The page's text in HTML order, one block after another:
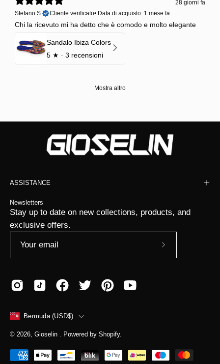
28 giorni fa
Stefano S.
Cliente verificato• Data di acquisto: 1 mese fa
Chi la ricevuto mi ha detto che è comodo e molto elegante
Sandalo Ibiza Colors
5 ★ · 3 recensioni
Mostra altro
ASSISTANCE
Newsletters
Stay up to date on new collections, products, and
exclusive offers.
COUNTRY
Bermuda (USD$)
© 2026, Gioselin . Powered by Shopify.